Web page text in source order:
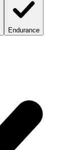
Endurance